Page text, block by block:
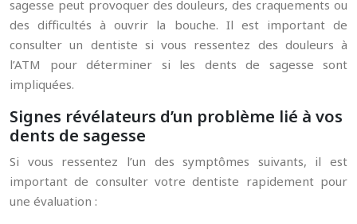
sagesse peut provoquer des douleurs, des craquements ou
des difficultés à ouvrir la bouche. Il est important de
consulter un dentiste si vous ressentez des douleurs à
l’ATM pour déterminer si les dents de sagesse sont
impliquées.
Signes révélateurs d’un problème lié à vos
dents de sagesse
Si vous ressentez l’un des symptômes suivants, il est
important de consulter votre dentiste rapidement pour
une évaluation :